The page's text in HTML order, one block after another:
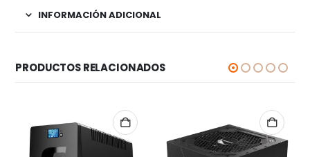
INFORMACIÓN ADICIONAL
PRODUCTOS RELACIONADOS